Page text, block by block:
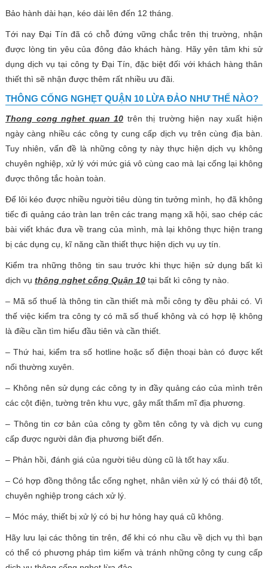
Bảo hành dài hạn, kéo dài lên đến 12 tháng.
Tới nay Đại Tín đã có chỗ đứng vững chắc trên thị trường, nhận
được lòng tin yêu của đông đảo khách hàng. Hãy yên tâm khi sử
dụng dịch vụ tại công ty Đại Tín, đặc biệt đối với khách hàng thân
thiết thì sẽ nhận được thêm rất nhiều ưu đãi.
THÔNG CỐNG NGHẸT QUẬN 10 LỪA ĐẢO NHƯ THẾ NÀO?
Thong cong nghet quan 10 trên thị trường hiện nay xuất hiện
ngày càng nhiều các công ty cung cấp dịch vụ trên cùng địa bàn.
Tuy nhiên, vấn đề là những công ty này thực hiện dịch vụ không
chuyên nghiệp, xử lý với mức giá vô cùng cao mà lại cống lại không
được thông tắc hoàn toàn.
Để lôi kéo được nhiều người tiêu dùng tin tưởng mình, họ đã không
tiếc đi quảng cáo tràn lan trên các trang mạng xã hội, sao chép các
bài viết khác đưa về trang của mình, mà lại không thực hiện trang
bị các dụng cụ, kĩ năng cần thiết thực hiện dịch vụ uy tín.
Kiểm tra những thông tin sau trước khi thực hiện sử dụng bất kì
dịch vụ thông nghẹt cống Quận 10tại bất kì công ty nào.
– Mã số thuế là thông tin cần thiết mà mỗi công ty đều phải có. Vì
thế việc kiểm tra công ty có mã số thuế không và có hợp lệ không
là điều cần tìm hiểu đầu tiên và cần thiết.
– Thứ hai, kiểm tra số hotline hoặc số điện thoại bàn có được kết
nối thường xuyên.
– Không nên sử dụng các công ty in đầy quảng cáo của mình trên
các cột điện, tường trên khu vực, gây mất thẩm mĩ địa phương.
– Thông tin cơ bản của công ty gồm tên công ty và dịch vụ cung
cấp được người dân địa phương biết đến.
– Phản hồi, đánh giá của người tiêu dùng cũ là tốt hay xấu.
– Có hợp đồng thông tắc cống nghẹt, nhân viên xử lý có thái độ tốt,
chuyên nghiệp trong cách xử lý.
– Móc máy, thiết bị xử lý có bị hư hỏng hay quá cũ không.
Hãy lưu lại các thông tin trên, để khi có nhu cầu về dịch vụ thì bạn
có thể có phương pháp tìm kiếm và tránh những công ty cung cấp